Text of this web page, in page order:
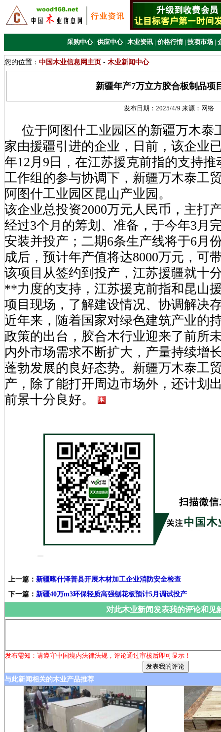
采购中心 | 供应中心 | 木业资讯 | 价格行情 | 技项市场 |
您的位置： 中国木业信息网主页 - 木业新闻中心
新疆年产7万立方胶合板制品项
发布日期： 2025/4/9 来源： 网络
位于阿图什工业园区的新疆万木泰
家由援疆引进的企业，日前，该企业
年12月9日，在江苏援克前指的支持
工作组的参与协调下，新疆万木泰工
阿图什工业园区昆山产业园。
该企业总投资2000万元人民币，主打
经过3个月的筹划、准备，于今年3月
安装并投产；二期6条生产线将于6月
成后，预计年产值将达8000万元，可
该项目从签约到投产，江苏援疆就十
**力度的支持，江苏援克前指和昆山
项目现场，了解建设情况、协调解决
近年来，随着国家对绿色建筑产业的
政策的出台，胶合木行业迎来了前所
内外市场需求不断扩大，产量持续增
蓬勃发展的良好态势。新疆万木泰工
产，除了能打开周边市场外，还计划
前景十分良好。
上一篇： 新疆喀什泽普县开展木材加工企业消防安全检查
下一篇： 新疆40万m3环保轻质高强刨花板预计5月调试投产
对此木业新闻发表我的评论和见
发布需知：请遵守中国境内法律法规，评论通过审核后即可显示！
与此新闻相关的木业产品推荐